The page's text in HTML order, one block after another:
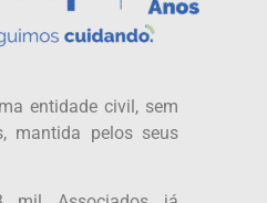
entidade civil, sem
mantida pelos seus